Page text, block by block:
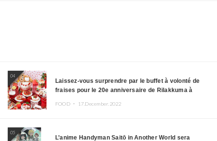
04
Laissez-vous surprendre par le buffet à volonté de
fraises pour le 20e anniversaire de Rilakkuma à
FOOD ・ 17.December.2022
05
L’anime Handyman Saitō in Another World sera